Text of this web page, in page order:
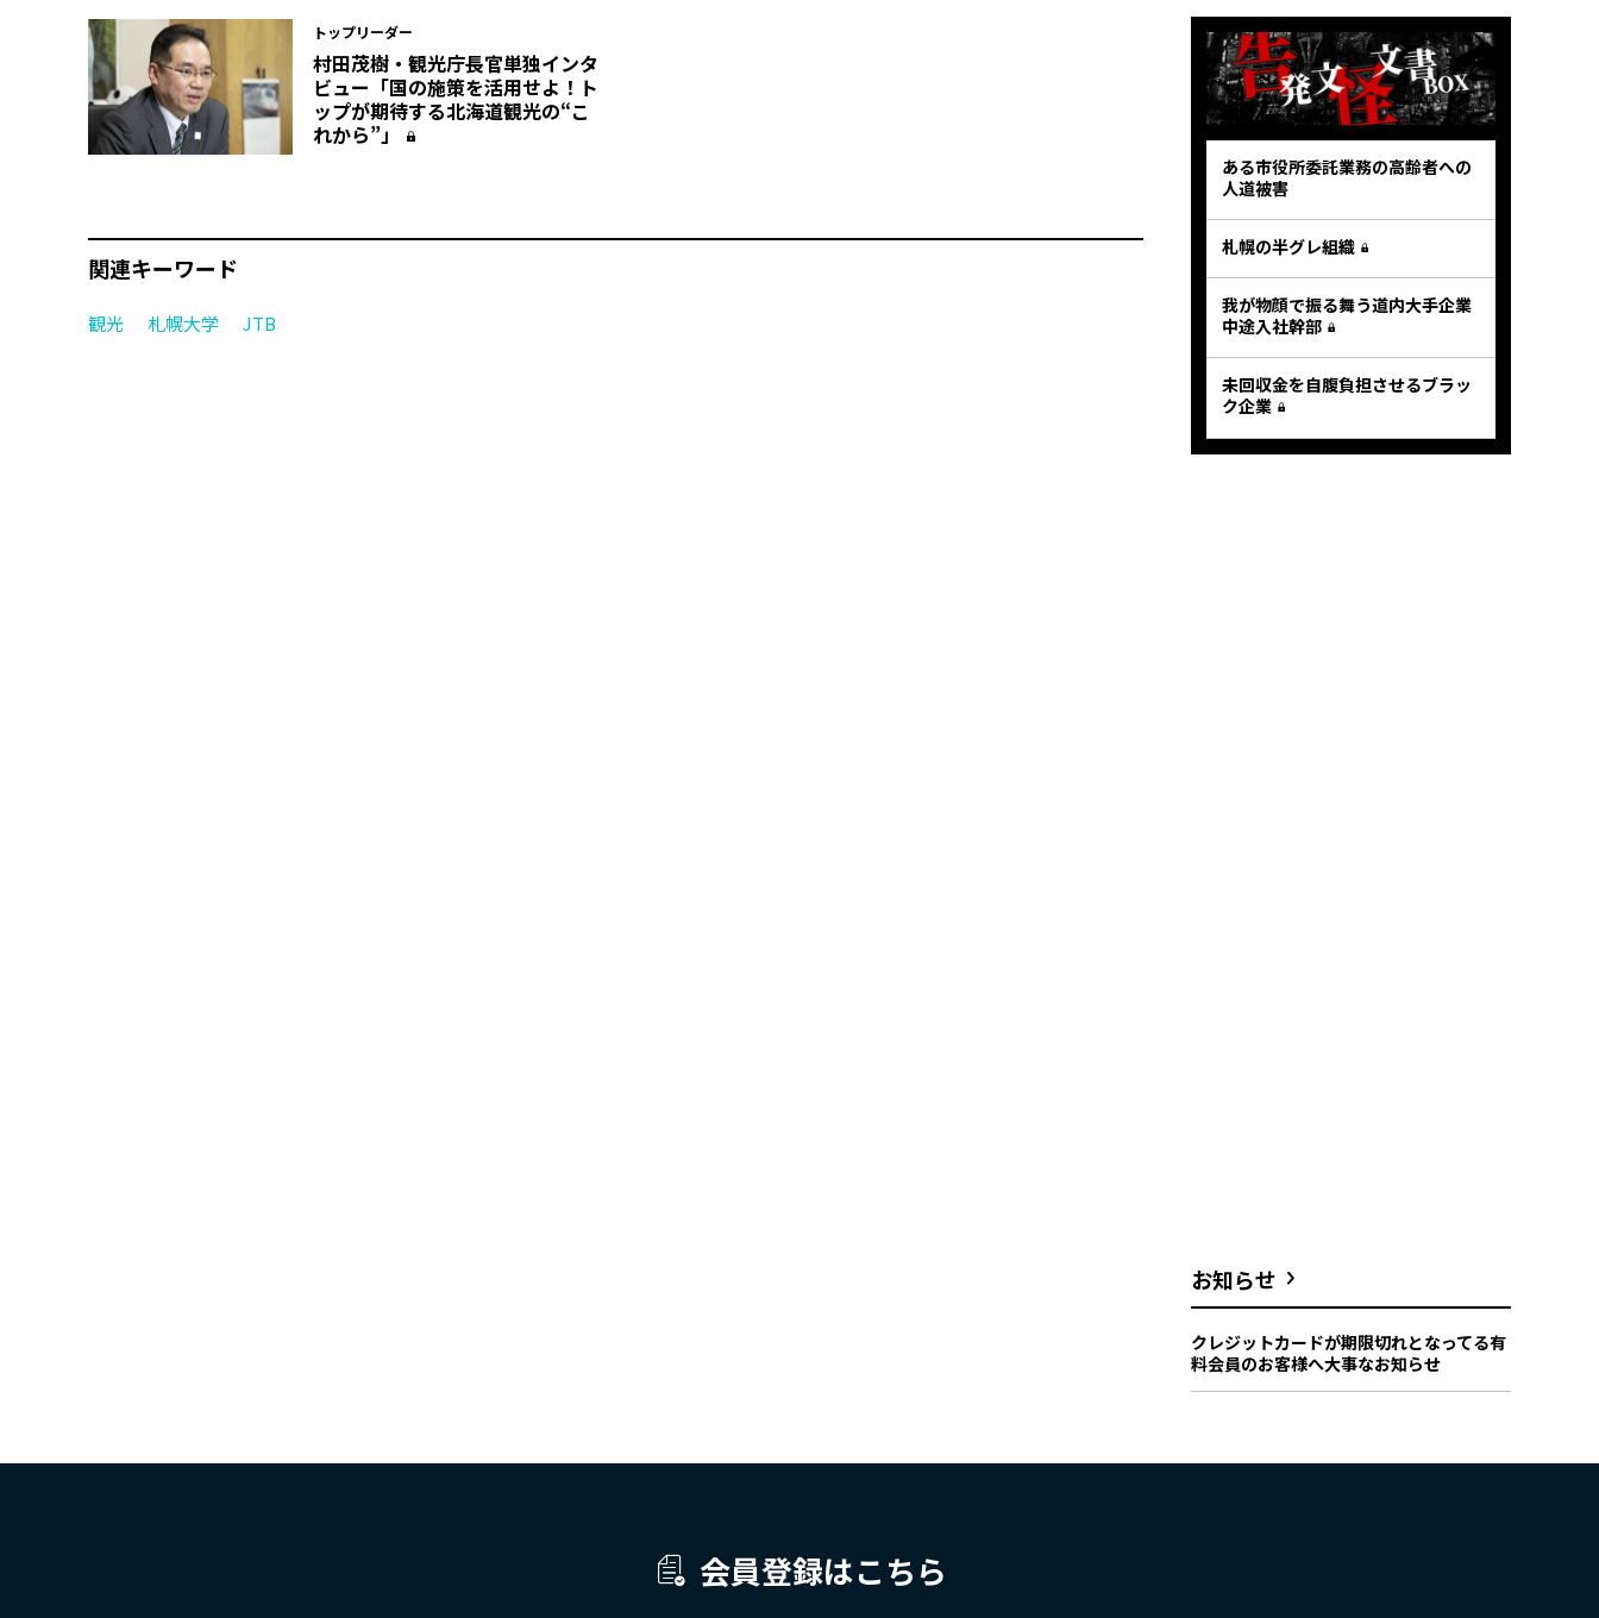
トップリーダー
村田茂樹・観光庁長官単独インタ
ビュー「国の施策を活用せよ！ト
ップが期待する北海道観光の“こ
れから”」
関連キーワード
観光 札幌大学 JTB
ある市役所委託業務の高齢者への
人道被害
札幌の半グレ組織
我が物顔で振る舞う道内大手企業
中途入社幹部
未回収金を自腹負担させるブラッ
ク企業
お知らせ
クレジットカードが期限切れとなってる有
料会員のお客様へ大事なお知らせ
会員登録はこちら